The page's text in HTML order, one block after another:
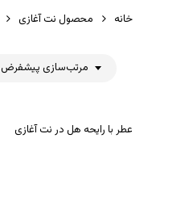
خانه محصول نت آغازی
مرتب‌سازی پیشفرض
عطر با رایحه هل در نت آغازی